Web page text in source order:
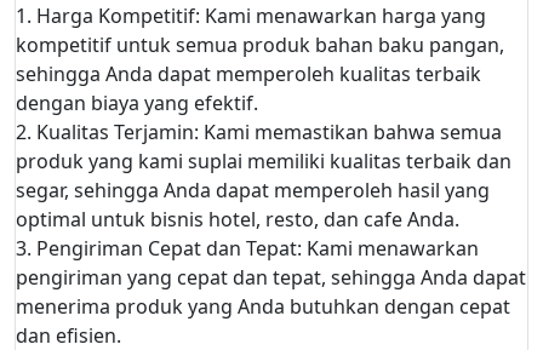
1. Harga Kompetitif: Kami menawarkan harga yang
kompetitif untuk semua produk bahan baku pangan,
sehingga Anda dapat memperoleh kualitas terbaik
dengan biaya yang efektif.
2. Kualitas Terjamin: Kami memastikan bahwa semua
produk yang kami suplai memiliki kualitas terbaik dan
segar, sehingga Anda dapat memperoleh hasil yang
optimal untuk bisnis hotel, resto, dan cafe Anda.
3. Pengiriman Cepat dan Tepat: Kami menawarkan
pengiriman yang cepat dan tepat, sehingga Anda dapat
menerima produk yang Anda butuhkan dengan cepat
dan efisien.